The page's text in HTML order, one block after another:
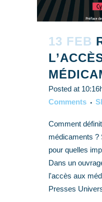
13 FEB
Posted at
Comments
Comment
médicaments ?
pour quelles
Dans un
l'accès aux
Presses